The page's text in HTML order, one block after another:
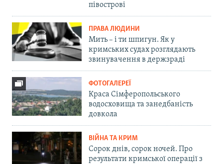
півострові
ПРАВА ЛЮДИНИ
Мить – і ти шпигун. Як у
кримських судах розглядають
звинувачення в держзраді
ФОТОГАЛЕРЕЇ
Краса Сімферопольського
водосховища та занедбаність
довкола
ВІЙНА ТА КРИМ
Сорок днів, сорок ночей. Про
результати кримської операції з